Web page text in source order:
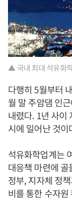
▲ 국내 최대 석유화
다행히 5월부터
월 말 주암댐 인
내렸다. 1년 사이
시에 일어난 것이
석유화학업계는
대응책 마련에
정부, 지자체 정
비를 통한 수자